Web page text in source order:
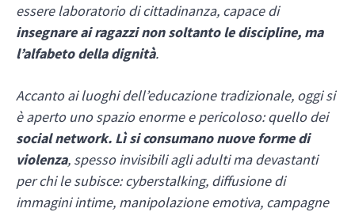
essere laboratorio di cittadinanza, capace di
insegnare ai ragazzi non soltanto le discipline, ma
l’alfabeto della dignità.
Accanto ai luoghi dell’educazione tradizionale, oggi si
è aperto uno spazio enorme e pericoloso: quello dei
social network. Lì si consumano nuove forme di
violenza, spesso invisibili agli adulti ma devastanti
per chi le subisce: cyberstalking, diffusione di
immagini intime, manipolazione emotiva, campagne